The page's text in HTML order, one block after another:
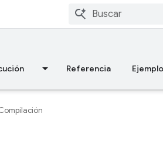
Referencia